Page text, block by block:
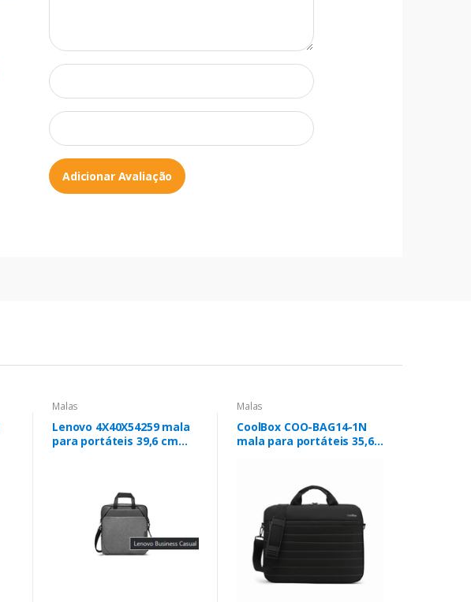
Adicionar Avaliação
Malas
Lenovo 4X40X54259 mala
para portáteis 39,6 cm
Malas
CoolBox COO-BAG14-1N
mala para portáteis 35,6